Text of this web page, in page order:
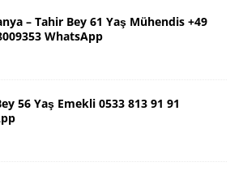
– Tahir Bey 61 Yaş Mühendis +49
WhatsApp
56 Yaş Emekli 0533 813 91 91